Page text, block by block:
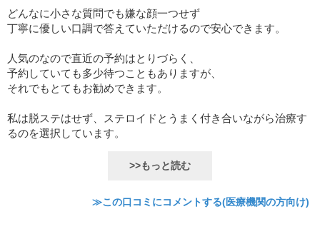
どんなに小さな質問でも嫌な顔一つせず
丁寧に優しい口調で答えていただけるので安心できます。
人気のなので直近の予約はとりづらく、
予約していても多少待つこともありますが、
それでもとてもお勧めできます。
私は脱ステはせず、ステロイドとうまく付き合いながら治療す
るのを選択しています。
>>もっと読む
≫この口コミにコメントする(医療機関の方向け)